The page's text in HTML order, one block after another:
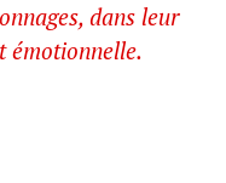
dans leur
émotionnelle.